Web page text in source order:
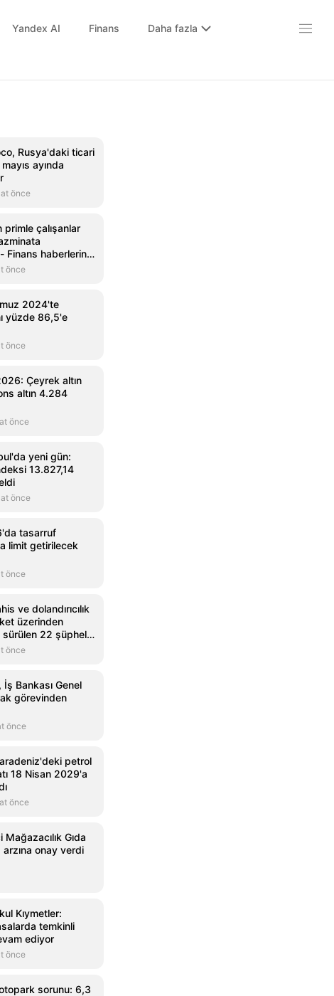
Yandex AI Finans Daha fazla
Rusya'daki ticari
ayında
önce
primle çalışanlar
Finans haberlerinin
- Mynet Finans
önce
2024'te
yüzde 86,5'e
önce
Çeyrek altın
altın 4.284
önce
yeni gün:
13.827,14
önce
tasarruf
limit getirilecek
önce
ve dolandırıcılık
üzerinden
sürülen 22 şüpheli
önce
Bankası Genel
görevinden
önce
petrol
18 Nisan 2029'a
önce
Gıda
onay verdi
Kıymetler:
temkinli
ediyor
önce
sorunu: 6,3